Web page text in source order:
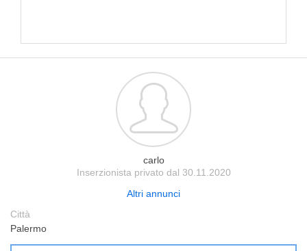
carlo
Inserzionista privato dal 30.11.2020
Altri annunci
Città
Palermo